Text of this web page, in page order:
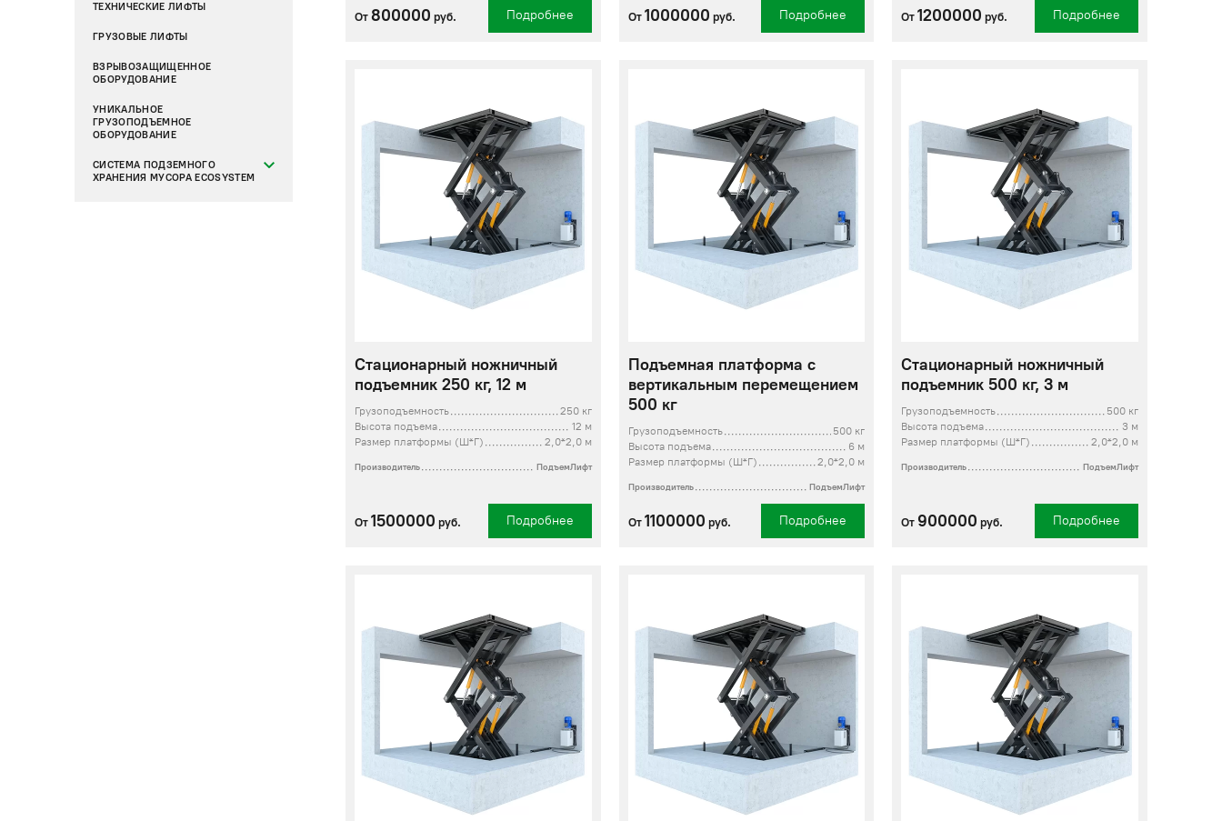
ТЕХНИЧЕСКИЕ ЛИФТЫ
ГРУЗОВЫЕ ЛИФТЫ
ВЗРЫВОЗАЩИЩЕННОЕ
ОБОРУДОВАНИЕ
УНИКАЛЬНОЕ
ГРУЗОПОДЪЕМНОЕ
ОБОРУДОВАНИЕ
СИСТЕМА ПОДЗЕМНОГО
ХРАНЕНИЯ МУСОРА ECOSYSTEM
От 800000 руб. Подробнее От 1000000 руб. Подробнее От1200000 руб. Подробнее
Стационарный ножничный
подъемник 250 кг, 12 м
Грузоподъемность
250 кг
Высота подъема
12 м
Размер платформы (Ш*Г)
2,0*2,0 м
Производитель ПодъемЛифт
От 1500000 руб. Подробнее
Подъемная платформа с
вертикальным перемещением
500 кг
Грузоподъемность
500 кг
Высота подъема
6 м
Размер платформы (Ш*Г)
2,0*2,0 м
Производитель ПодъемЛифт
От 1100000 руб. Подробнее
Стационарный ножничный
подъемник 500 кг, 3 м
Грузоподъемность
500 кг
Высота подъема
3 м
Размер платформы (Ш*Г)
2,0*2,0 м
Производитель ПодъемЛифт
От 900000 руб. Подробнее